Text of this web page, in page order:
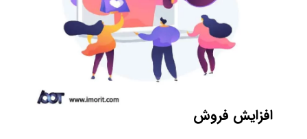
افزایش فروش